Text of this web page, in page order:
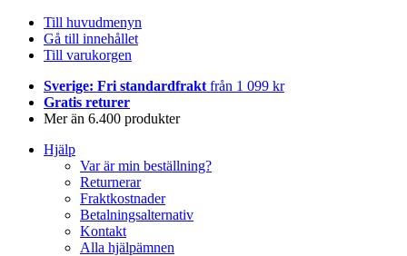
Till huvudmenyn
Gå till innehållet
Till varukorgen
Sverige: Fri standardfrakt från 1 099 kr
Gratis returer
Mer än 6.400 produkter
Hjälp
Var är min beställning?
Returnerar
Fraktkostnader
Betalningsalternativ
Kontakt
Alla hjälpämnen